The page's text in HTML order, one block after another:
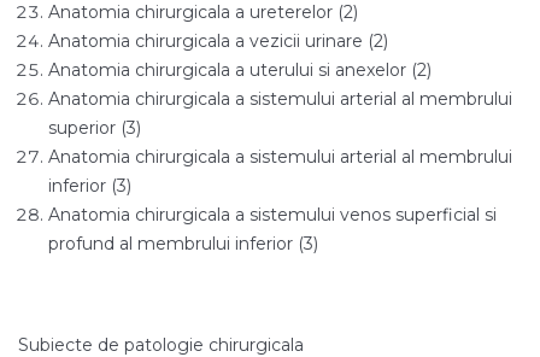
Anatomia chirurgicala a ureterelor (2)
Anatomia chirurgicala a vezicii urinare (2)
Anatomia chirurgicala a uterului si anexelor (2)
Anatomia chirurgicala a sistemului arterial al membrului
superior (3)
Anatomia chirurgicala a sistemului arterial al membrului
inferior (3)
Anatomia chirurgicala a sistemului venos superficial si
profund al membrului inferior (3)
Subiecte de patologie chirurgicala